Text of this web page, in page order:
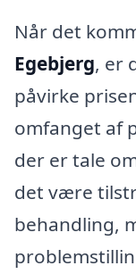
Når det
Egebjerg, er
påvirke
omfanget af
der er tale
det være
behandling,